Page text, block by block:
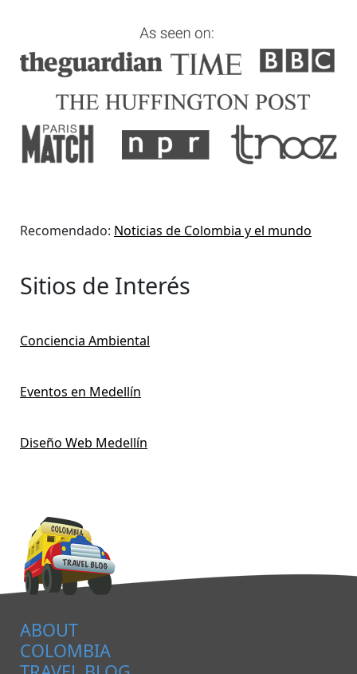
Recomendado: Noticias de Colombia y el mundo
Sitios de Interés
Conciencia Ambiental
Eventos en Medellín
Diseño Web Medellín
ABOUT
COLOMBIA